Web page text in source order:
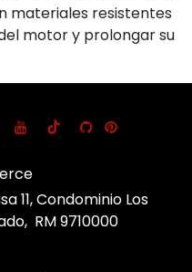
materiales resistentes
motor y prolongar su
11, Condominio Los
RM 9710000